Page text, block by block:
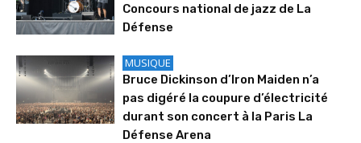
Concours national de jazz de La
Défense
MUSIQUE
Bruce Dickinson d’Iron Maiden n’a
pas digéré la coupure d’électricité
durant son concert à la Paris La
Défense Arena